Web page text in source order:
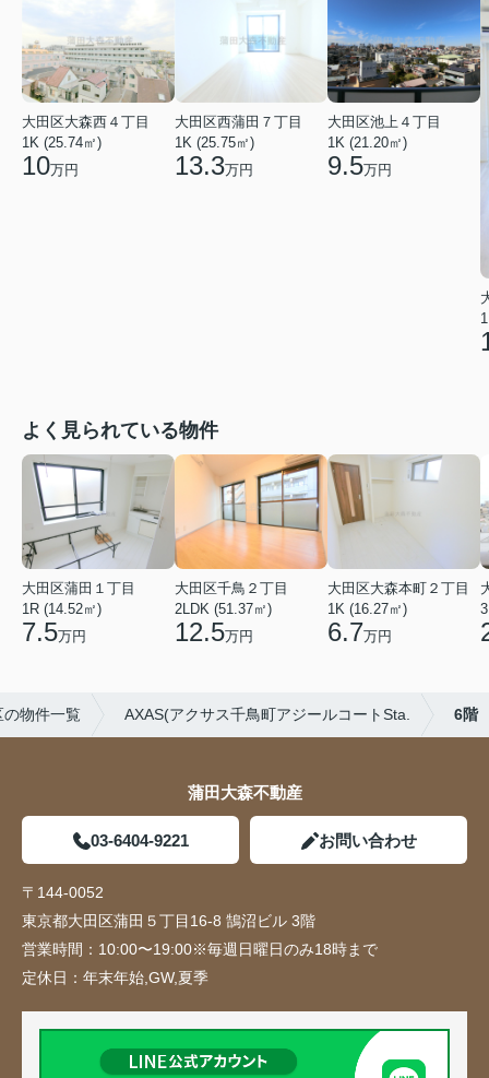
大田区大森西４丁目
1K (25.74㎡)
10万円
大田区西蒲田７丁目
1K (25.75㎡)
13.3万円
大田区池上４丁目
1K (21.20㎡)
9.5万円
よく見られている物件
大田区蒲田１丁目
1R (14.52㎡)
7.5万円
大田区千鳥２丁目
2LDK (51.37㎡)
12.5万円
大田区大森本町２丁目
1K (16.27㎡)
6.7万円
の物件一覧 AXAS(アクサス千鳥町アジールコートSta. 6階
蒲田大森不動産
03-6404-9221 お問い合わせ
〒144-0052
東京都大田区蒲田５丁目16-8 鵠沼ビル 3階
営業時間： 10:00〜19:00※毎週日曜日のみ18時まで
定休日： 年末年始,GW,夏季